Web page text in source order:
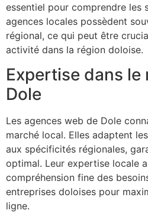
essentiel pour comprendre les
agences locales possèdent
régional, ce qui peut être
activité dans la région doloise.
Expertise dans le
Dole
Les agences web de Dole
marché local. Elles adaptent
aux spécificités régionales,
optimal. Leur expertise locale
compréhension fine des
entreprises doloises pour
ligne.